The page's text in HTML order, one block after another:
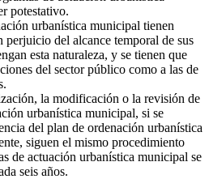
potestativo.
urbanística municipal tienen
del alcance temporal de sus
esta naturaleza, y se tienen que
del sector público como a las de
la modificación o la revisión de
urbanística municipal, si se
del plan de ordenación urbanística
siguen el mismo procedimiento
de actuación urbanística municipal se
seis años.